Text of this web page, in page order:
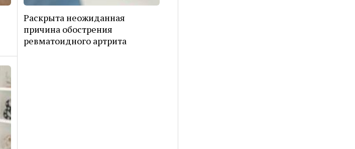
Раскрыта неожиданная
причина обострения
ревматоидного артрита